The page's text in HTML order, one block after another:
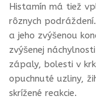
Histamín má tiež
rôznych
a jeho zvýšenou
zvýšenej
zápaly, bolesti v
opuchnuté uzliny,
skrížené reakcie.